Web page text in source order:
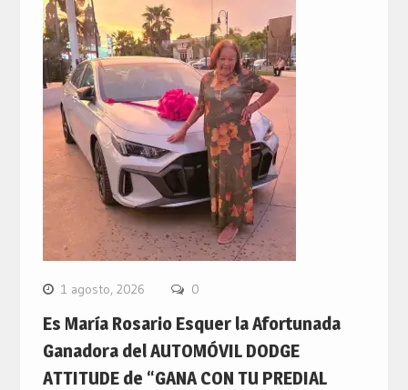
1 agosto, 2026 0
Es María Rosario Esquer la Afortunada
Ganadora del AUTOMÓVIL DODGE
ATTITUDE de “GANA CON TU PREDIAL